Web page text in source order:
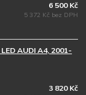
6 500 Kč
5 372 Kč bez DPH
AUDI A4, 2001-
3 820 Kč